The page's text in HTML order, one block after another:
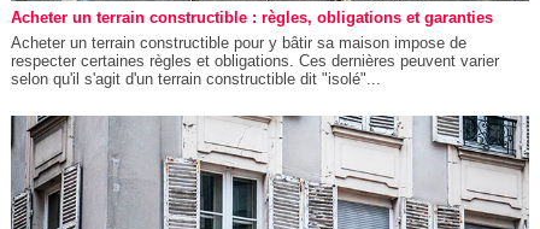
Acheter un terrain constructible : règles, obligations et garanties
Acheter un terrain constructible pour y bâtir sa maison impose de
respecter certaines règles et obligations. Ces dernières peuvent varier
selon qu'il s'agit d'un terrain constructible dit "isolé"...